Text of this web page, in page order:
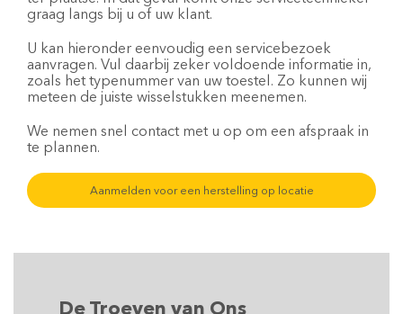
graag langs bij u of uw klant.
U kan hieronder eenvoudig een servicebezoek
aanvragen. Vul daarbij zeker voldoende informatie in,
zoals het typenummer van uw toestel. Zo kunnen wij
meteen de juiste wisselstukken meenemen.
We nemen snel contact met u op om een afspraak in
te plannen.
Aanmelden voor een herstelling op locatie
De Troeven van Ons